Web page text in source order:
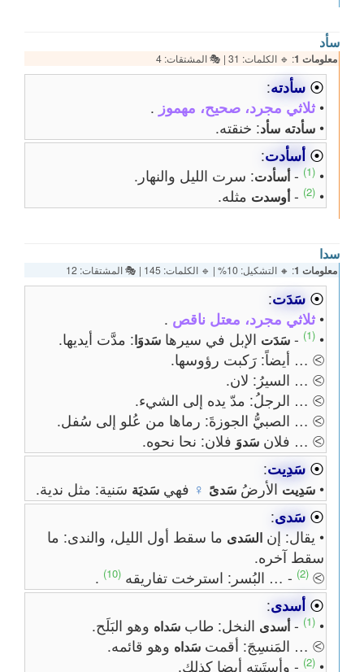
سأد
معلومات 1 : 🔹 الكلمات: 31 | 🎭 المشتقات: 4
⦿ سأدته:
• ثلاثي مجرد، صحيح، مهموز .
• سأدته سأد: خنقته.
⦿ أسأدت:
•
(1)
-أسأدت: سرت الليل والنهار.
•
(2)
-أوسدتمثله.
سدا
معلومات 1 : 🔸 التشكيل: 10% | 🔹 الكلمات: 145 | 🎭 المشتقات: 12
⦿ سَدَت:
• ثلاثي مجرد، معتل ناقص .
•
(1)
- سَدَتالإبل في سيرها سَدوَا: مدَّت أيديها.
⧁ … أيضاً: رَكبت رؤوسها.
⧁ … السيرُ: لان.
⧁ … الرجلُ: مدّ يده إلى الشيء.
⧁ … الصبيُّ الجوزةَ: رماها من عُلو إلى سُفل.
⧁ … فلان سَدوَفلان: نحا نحوه.
⦿ سَدِيت:
• سَدِيتالأرضُ سَدىً ♀ فهي سَديَةسَنية: مثل ندية.
⦿ سَدى:
• يقال: إن السَدىما سقط أول الليل، والندى: ما
سقط آخره.
⧁
(2) - … البُسر: استرخت تفاريقه (10)
.
⦿ أسدى:
•
(1)
-أسدىالنخل: طاب سَداهوهو البَلَح.
⧁ … المَنسِجَ: أقمت سَداهوهو قائمه.
•
(2) - وأستَيته أيضا كذلك.